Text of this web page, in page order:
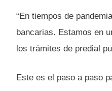
“En tiempos de
bancarias. Estamos en
los trámites de predial
Este es el paso a paso